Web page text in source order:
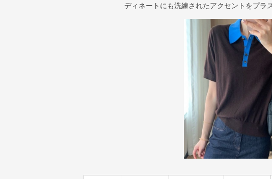
ディネートにも洗練されたアクセントをプラ